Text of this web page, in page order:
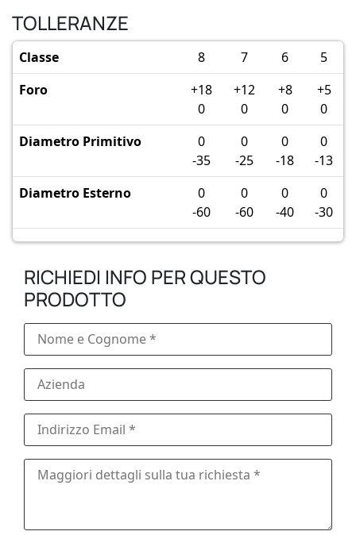
TOLLERANZE
Classe 8 7 6
5
Foro
+18
0
+12
0
+8
0
+5
0
Diametro Primitivo
0
-35
0
-25
0
-18
0
-13
Diametro Esterno
0
-60
0
-60
0
-40
0
-30
RICHIEDI INFO PER QUESTO
PRODOTTO